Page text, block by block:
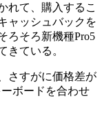
れて、購入するこ
ャッシュバックを
ろそろ新機種Pro5
きている。
さすがに価格差が
ボードを合わせ